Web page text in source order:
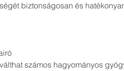
biztonságosan és
számos hagyományos